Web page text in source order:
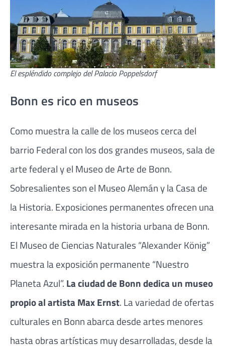
El espléndido complejo del Palacio Poppelsdorf
Bonn es rico en museos
Como muestra la calle de los museos cerca del
barrio Federal con los dos grandes museos, sala de
arte federal y el Museo de Arte de Bonn.
Sobresalientes son el Museo Alemán y la Casa de
la Historia. Exposiciones permanentes ofrecen una
interesante mirada en la historia urbana de Bonn.
El Museo de Ciencias Naturales “Alexander König”
muestra la exposición permanente “Nuestro
Planeta Azul”. La ciudad de Bonn dedica un museo
propio al artista Max Ernst. La variedad de ofertas
culturales en Bonn abarca desde artes menores
hasta obras artísticas muy desarrolladas, desde la